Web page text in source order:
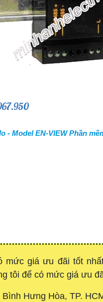
- Model EN-VIEW Phần
mức giá ưu đãi tốt
tôi để có mức giá ưu
Hưng Hòa, TP.